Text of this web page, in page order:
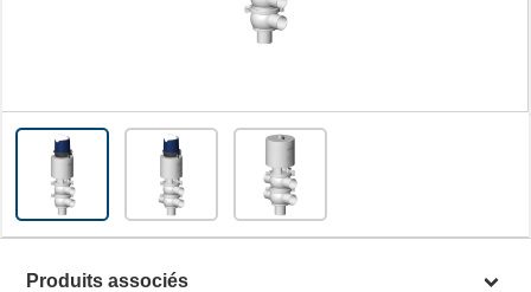
Produits associés